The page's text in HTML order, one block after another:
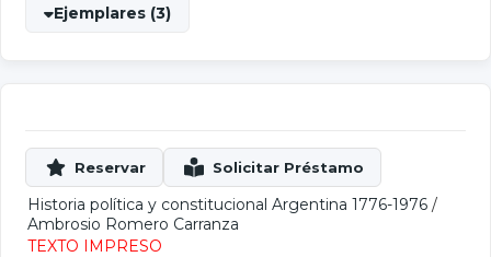
Ejemplares (3)
Historia política y constitucional Argentina 1776-1976 /
Ambrosio Romero Carranza
TEXTO IMPRESO